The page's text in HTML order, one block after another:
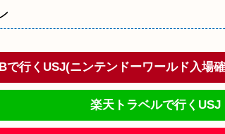
で行くUSJ(ニンテンドーワールド入場
楽天トラベルで行くUSJ